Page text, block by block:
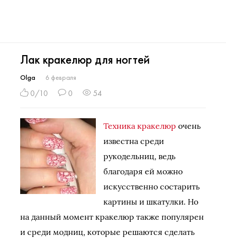
Лак кракелюр для ногтей
Olga 6 февраля
0/10 0 54
Техника кракелюр очень
известна среди
рукодельниц, ведь
благодаря ей можно
искусственно состарить
картины и шкатулки. Но
на данный момент кракелюр также популярен
и среди модниц, которые решаются сделать